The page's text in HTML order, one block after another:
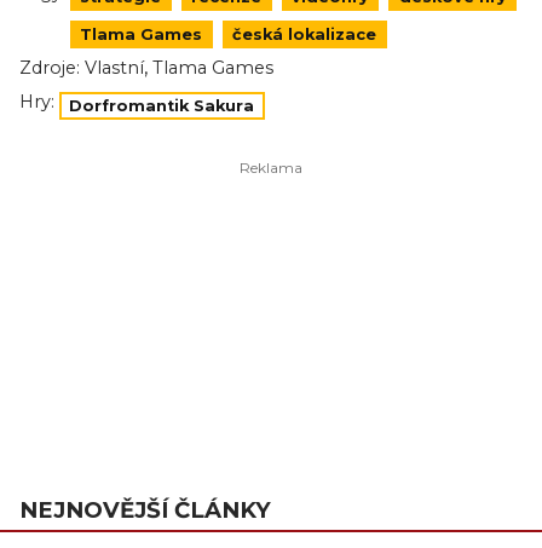
Tlama Games česká lokalizace
Zdroje: Vlastní, Tlama Games
Hry:
Dorfromantik Sakura
NEJNOVĚJŠÍ ČLÁNKY